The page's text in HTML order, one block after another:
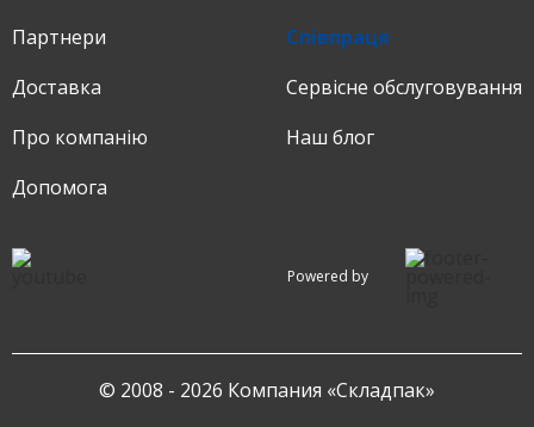
Партнери
Доставка
Про компанію
Допомога
Співпраця
Сервіснe обслуговування
Наш блог
Powered by
© 2008 - 2026 Компания «Складпак»